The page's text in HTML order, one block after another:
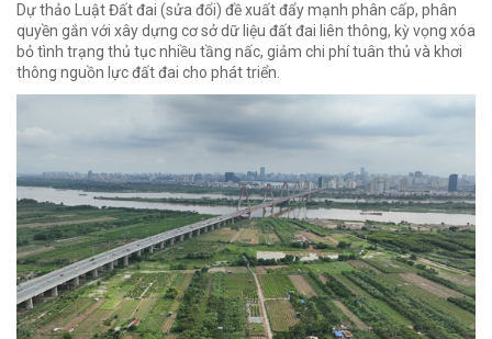
Dự thảo Luật Đất đai (sửa đổi) đề xuất đẩy mạnh phân cấp, phân
quyền gắn với xây dựng cơ sở dữ liệu đất đai liên thông, kỳ vọng xóa
bỏ tình trạng thủ tục nhiều tầng nấc, giảm chi phí tuân thủ và khơi
thông nguồn lực đất đai cho phát triển.